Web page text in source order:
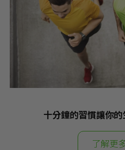
十分鐘的習慣讓你
了解更